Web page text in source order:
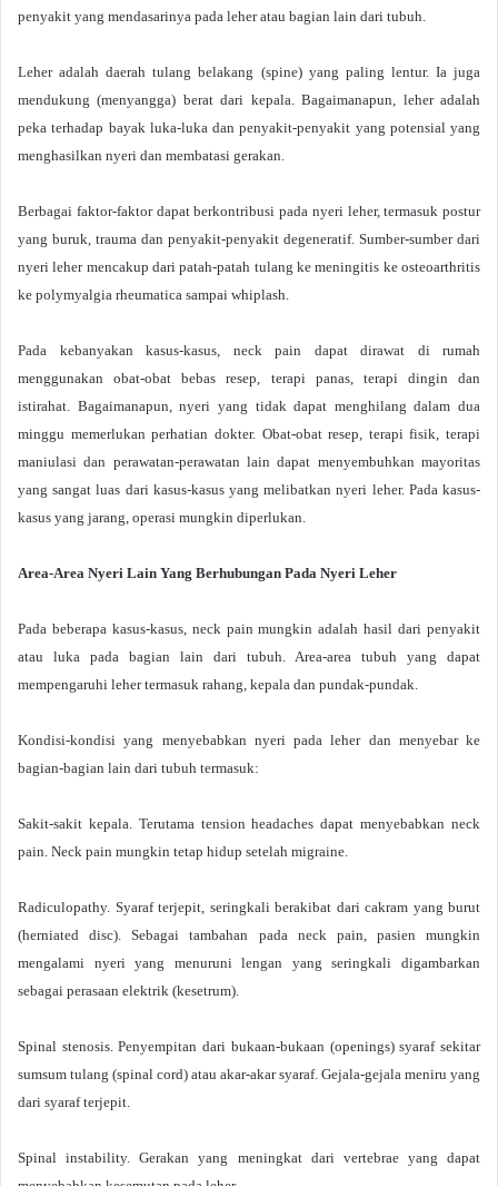
penyakit yang mendasarinya pada leher atau bagian lain dari tubuh.
Leher adalah daerah tulang belakang (spine) yang paling lentur. Ia juga
mendukung (menyangga) berat dari kepala. Bagaimanapun, leher adalah
peka terhadap bayak luka-luka dan penyakit-penyakit yang potensial yang
menghasilkan nyeri dan membatasi gerakan.
Berbagai faktor-faktor dapat berkontribusi pada nyeri leher, termasuk postur
yang buruk, trauma dan penyakit-penyakit degeneratif. Sumber-sumber dari
nyeri leher mencakup dari patah-patah tulang ke meningitis ke osteoarthritis
ke polymyalgia rheumatica sampai whiplash.
Pada kebanyakan kasus-kasus, neck pain dapat dirawat di rumah
menggunakan obat-obat bebas resep, terapi panas, terapi dingin dan
istirahat. Bagaimanapun, nyeri yang tidak dapat menghilang dalam dua
minggu memerlukan perhatian dokter. Obat-obat resep, terapi fisik, terapi
maniulasi dan perawatan-perawatan lain dapat menyembuhkan mayoritas
yang sangat luas dari kasus-kasus yang melibatkan nyeri leher. Pada kasus-
kasus yang jarang, operasi mungkin diperlukan.
Area-Area Nyeri Lain Yang Berhubungan Pada Nyeri Leher
Pada beberapa kasus-kasus, neck pain mungkin adalah hasil dari penyakit
atau luka pada bagian lain dari tubuh. Area-area tubuh yang dapat
mempengaruhi leher termasuk rahang, kepala dan pundak-pundak.
Kondisi-kondisi yang menyebabkan nyeri pada leher dan menyebar ke
bagian-bagian lain dari tubuh termasuk:
Sakit-sakit kepala. Terutama tension headaches dapat menyebabkan neck
pain. Neck pain mungkin tetap hidup setelah migraine.
Radiculopathy. Syaraf terjepit, seringkali berakibat dari cakram yang burut
(herniated disc). Sebagai tambahan pada neck pain, pasien mungkin
mengalami nyeri yang menuruni lengan yang seringkali digambarkan
sebagai perasaan elektrik (kesetrum).
Spinal stenosis. Penyempitan dari bukaan-bukaan (openings) syaraf sekitar
sumsum tulang (spinal cord) atau akar-akar syaraf. Gejala-gejala meniru yang
dari syaraf terjepit.
Spinal instability. Gerakan yang meningkat dari vertebrae yang dapat